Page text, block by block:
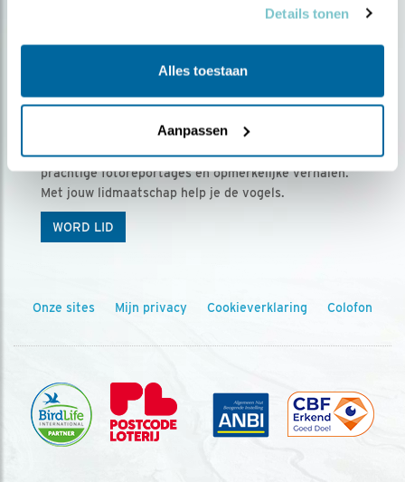
Details tonen
Alles toestaan
Aanpassen
Ontvang 5 x Vogels voor € 36,00 per jaar
Vogels is het tijdschrift voor onze leden, met
prachtige fotoreportages en opmerkelijke verhalen.
Met jouw lidmaatschap help je de vogels.
WORD LID
Onze sites Mijn privacy Cookieverklaring Colofon